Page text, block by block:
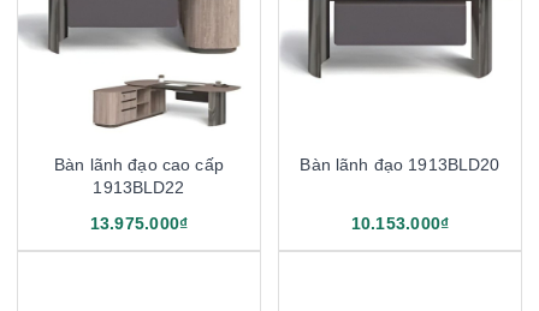
Bàn lãnh đạo cao cấp
1913BLD22
13.975.000₫
Bàn lãnh đạo 1913BLD20
10.153.000₫